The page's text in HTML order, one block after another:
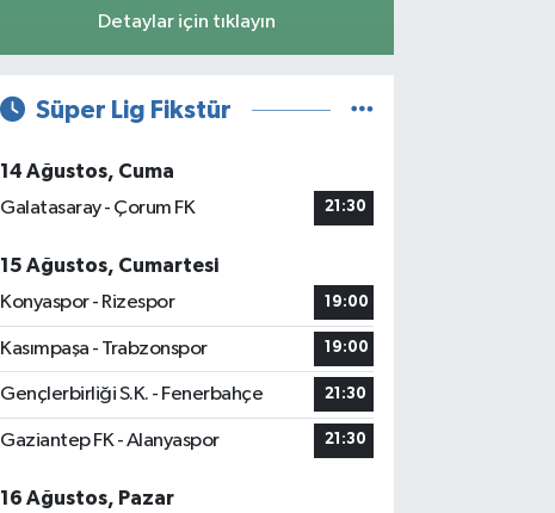
Detaylar için tıklayın
Süper Lig Fikstür
14 Ağustos, Cuma
Galatasaray - Çorum FK
21:30
15 Ağustos, Cumartesi
Konyaspor - Rizespor
19:00
Kasımpaşa - Trabzonspor 19:00
Gençlerbirliği S.K. - Fenerbahçe 21:30
Gaziantep FK - Alanyaspor 21:30
16 Ağustos, Pazar